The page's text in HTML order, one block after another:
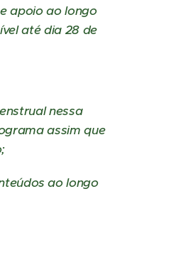
apoio ao longo
até dia 28 de
nessa
assim que
ao longo